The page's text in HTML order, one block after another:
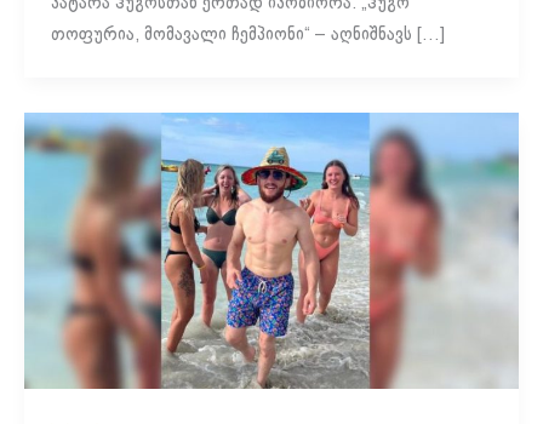
თოფურია, მომავალი ჩემპიონი“ – აღნიშნავს […]